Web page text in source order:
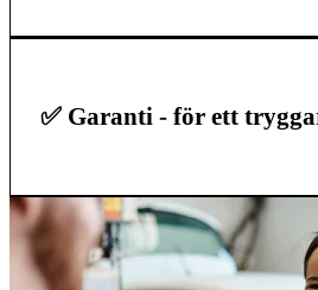
✅ Garanti - för ett